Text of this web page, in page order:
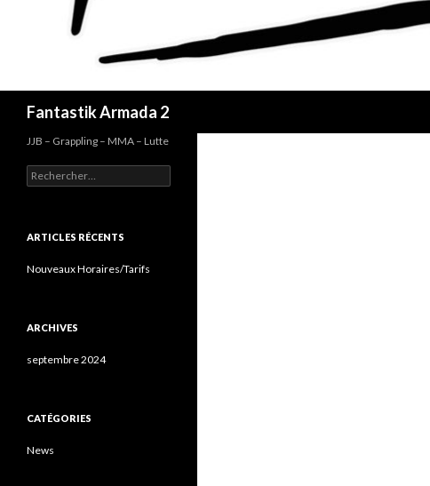
Fantastik Armada 2
JJB – Grappling – MMA – Lutte
Rechercher :
ARTICLES RÉCENTS
Nouveaux Horaires/Tarifs
ARCHIVES
septembre 2024
CATÉGORIES
News